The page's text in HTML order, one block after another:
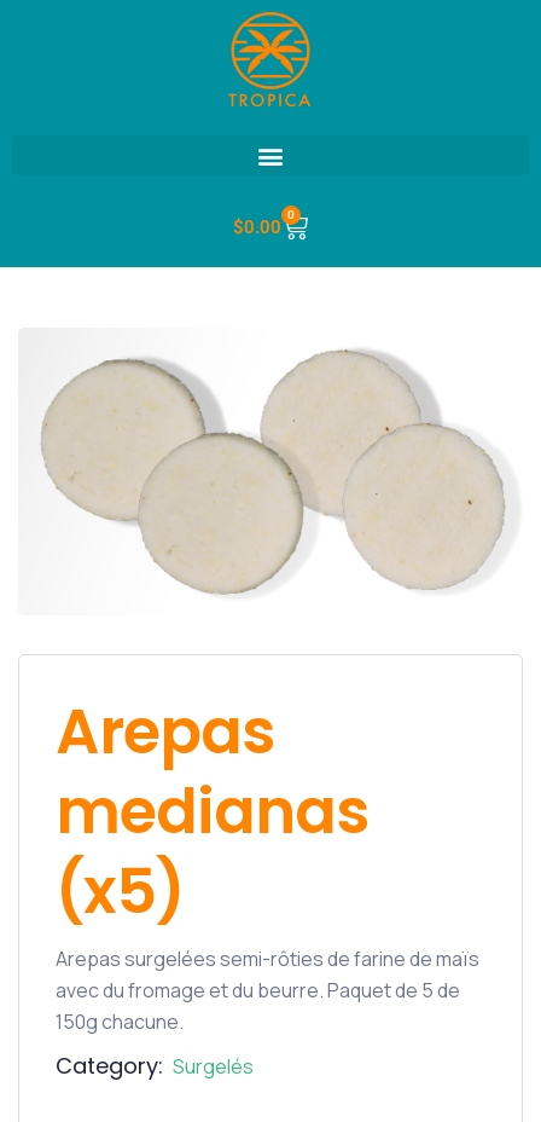
$0.00
0
Arepas
medianas
(x5)
Arepas surgelées semi-rôties de farine de maïs
avec du fromage et du beurre. Paquet de 5 de
150g chacune.
Category: Surgelés